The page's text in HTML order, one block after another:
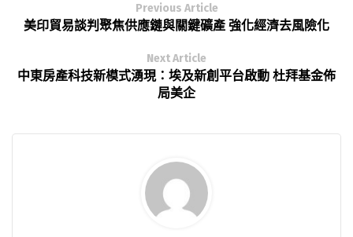
Previous Article
美印貿易談判聚焦供應鏈與關鍵礦產 強化經濟去風險化
Next Article
中東房產科技新模式湧現：埃及新創平台啟動 杜拜基金佈
局美企